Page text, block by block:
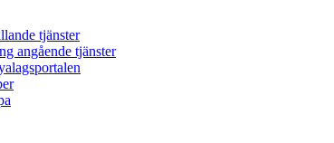
tjänster
angående tjänster